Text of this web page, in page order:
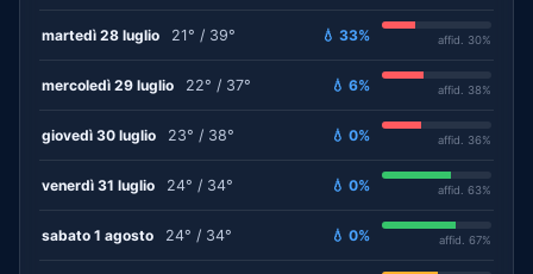
martedì 28 luglio 21° / 39° 💧 33% affid. 30%
mercoledì 29 luglio 22° / 37° 💧 6% affid. 38%
giovedì 30 luglio 23° / 38° 💧 0% affid. 36%
venerdì 31 luglio 24° / 34° 💧 0% affid. 63%
sabato 1 agosto 24° / 34° 💧 0% affid. 67%